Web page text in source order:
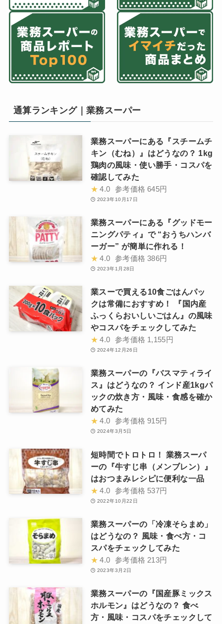
通算ランキング｜業務スーパー
業務スーパーにある『スチームチ
キン（むね）』はどうなの？ 1kg
鶏肉の風味・使い勝手・コスパを
確認してみた
★ 4.0 参考価格 645円
2023年10月17日
業務スーパーにある『グッドモー
ニングパティ』で “おうちハンバ
ーガー” が簡単に作れる！
★ 4.0 参考価格 386円
2023年1月28日
業スーで買える10食ごはんパッ
クは常備におすすめ！ 『国内産
ふっくらおいしいごはん』の風味
やコスパをチェックしてみた
★ 4.0 参考価格 1,155円
2024年12月26日
業務スーパーの『バスマティライ
ス』はどうなの？ インド産1kgパ
ックの炊き方・風味・食感を確か
めてみた
★ 4.0 参考価格 915円
2024年3月5日
短時間でトロトロ！ 業務スーパ
ーの『牛すじ串（メンブレン）』
はおつまみレシピに便利な一品
★ 4.0 参考価格 537円
2022年10月22日
業務スーパーの「冷凍そらまめ」
はどうなの？ 風味・食べ方・コ
スパをチェックしてみた
★ 4.0 参考価格 213円
2023年3月2日
業務スーパーの『国産豚ミックス
ホルモン』はどうなの？ 食べ
方・風味・コスパをチェックして